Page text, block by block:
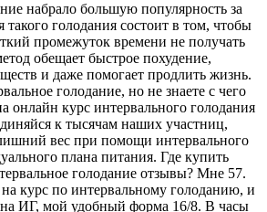
набрало большую популярность за
голодания состоит в том, чтобы
промежуток времени не получать
обещает быстрое похудение,
и даже помогает продлить жизнь.
голодание, но не знаете с чего
онлайн курс интервального голодания
к тысячам наших участниц,
вес при помощи интервального
плана питания. Где купить
голодание отзывы? Мне 57.
курс по интервальному голоданию, и
на ИГ, мой удобный форма 16/8. В часы